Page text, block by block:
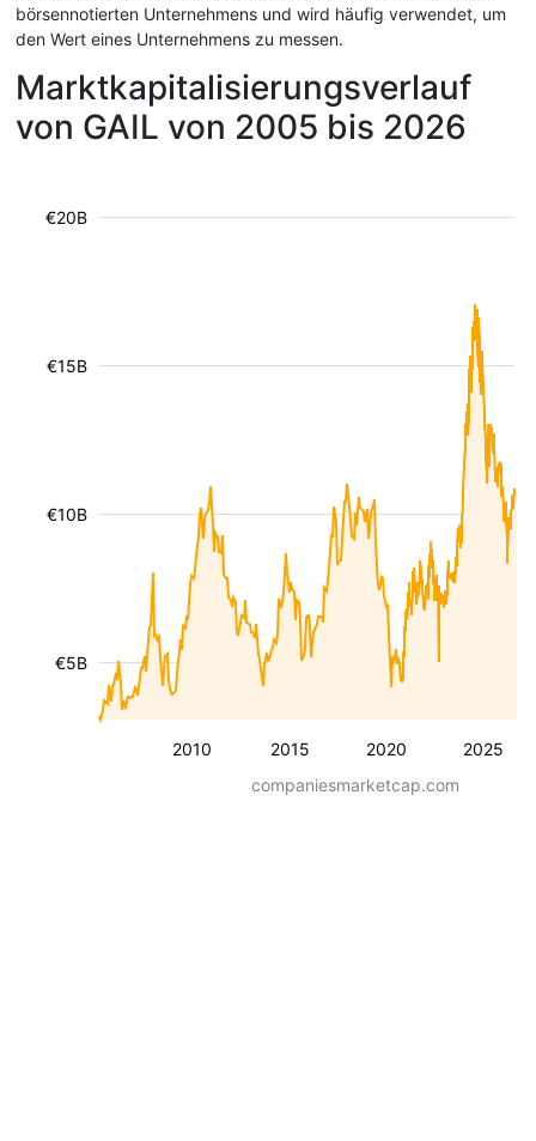
börsennotierten Unternehmens und wird häufig verwendet, um
den Wert eines Unternehmens zu messen.
Marktkapitalisierungsverlauf
von GAIL von 2005 bis 2026
2010 2015 2020 2025
€5B
€10B
€15B
€20B
companiesmarketcap.com